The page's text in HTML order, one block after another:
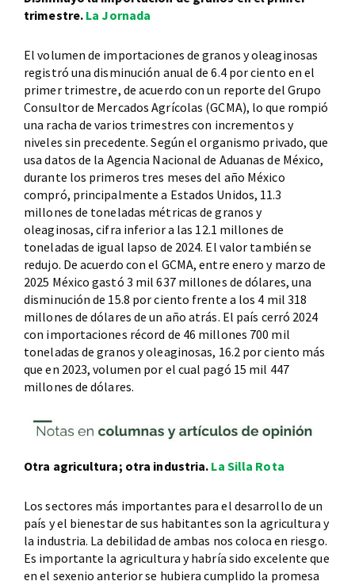
trimestre. La Jornada
El volumen de importaciones de granos y oleaginosas
registró una disminución anual de 6.4 por ciento en el
primer trimestre, de acuerdo con un reporte del Grupo
Consultor de Mercados Agrícolas (GCMA), lo que rompió
una racha de varios trimestres con incrementos y
niveles sin precedente. Según el organismo privado, que
usa datos de la Agencia Nacional de Aduanas de México,
durante los primeros tres meses del año México
compró, principalmente a Estados Unidos, 11.3
millones de toneladas métricas de granos y
oleaginosas, cifra inferior a las 12.1 millones de
toneladas de igual lapso de 2024. El valor también se
redujo. De acuerdo con el GCMA, entre enero y marzo de
2025 México gastó 3 mil 637 millones de dólares, una
disminución de 15.8 por ciento frente a los 4 mil 318
millones de dólares de un año atrás. El país cerró 2024
con importaciones récord de 46 millones 700 mil
toneladas de granos y oleaginosas, 16.2 por ciento más
que en 2023, volumen por el cual pagó 15 mil 447
millones de dólares.
Otra agricultura; otra industria. La Silla Rota
Los sectores más importantes para el desarrollo de un
país y el bienestar de sus habitantes son la agricultura y
la industria. La debilidad de ambas nos coloca en riesgo.
Es importante la agricultura y habría sido excelente que
en el sexenio anterior se hubiera cumplido la promesa